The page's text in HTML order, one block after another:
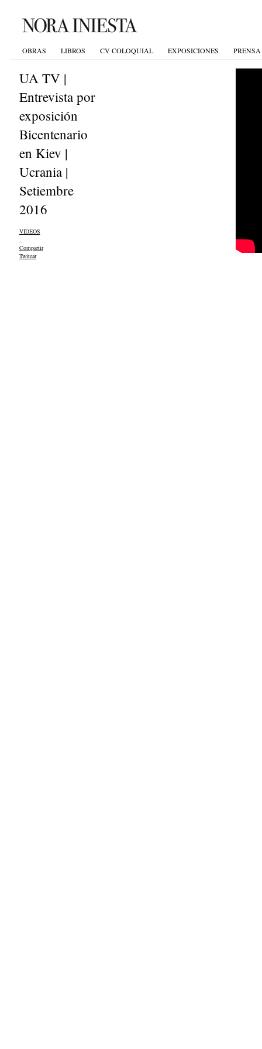
OBRAS LIBROS CV COLOQUIAL EXPOSICIONES PRENSA
UA TV |
Entrevista por
exposición
Bicentenario
en Kiev |
Ucrania |
Setiembre
2016
VIDEOS
Compartir
Twitear